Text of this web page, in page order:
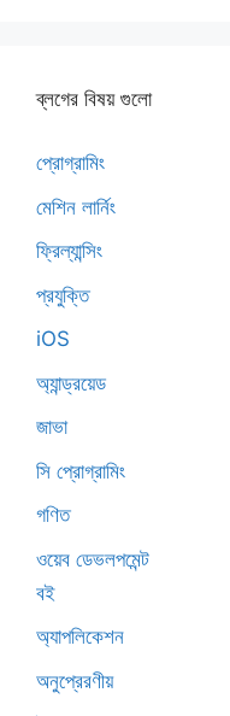
ব্লগের বিষয় গুলো
প্রোগ্রামিং
মেশিন লার্নিং
ফ্রিল্যান্সিং
প্রযুক্তি
iOS
অ্যান্ড্রয়েড
জাভা
সি প্রোগ্রামিং
গণিত
ওয়েব ডেভলপমেন্ট
বই
অ্যাপলিকেশন
অনুপ্রেরণীয়